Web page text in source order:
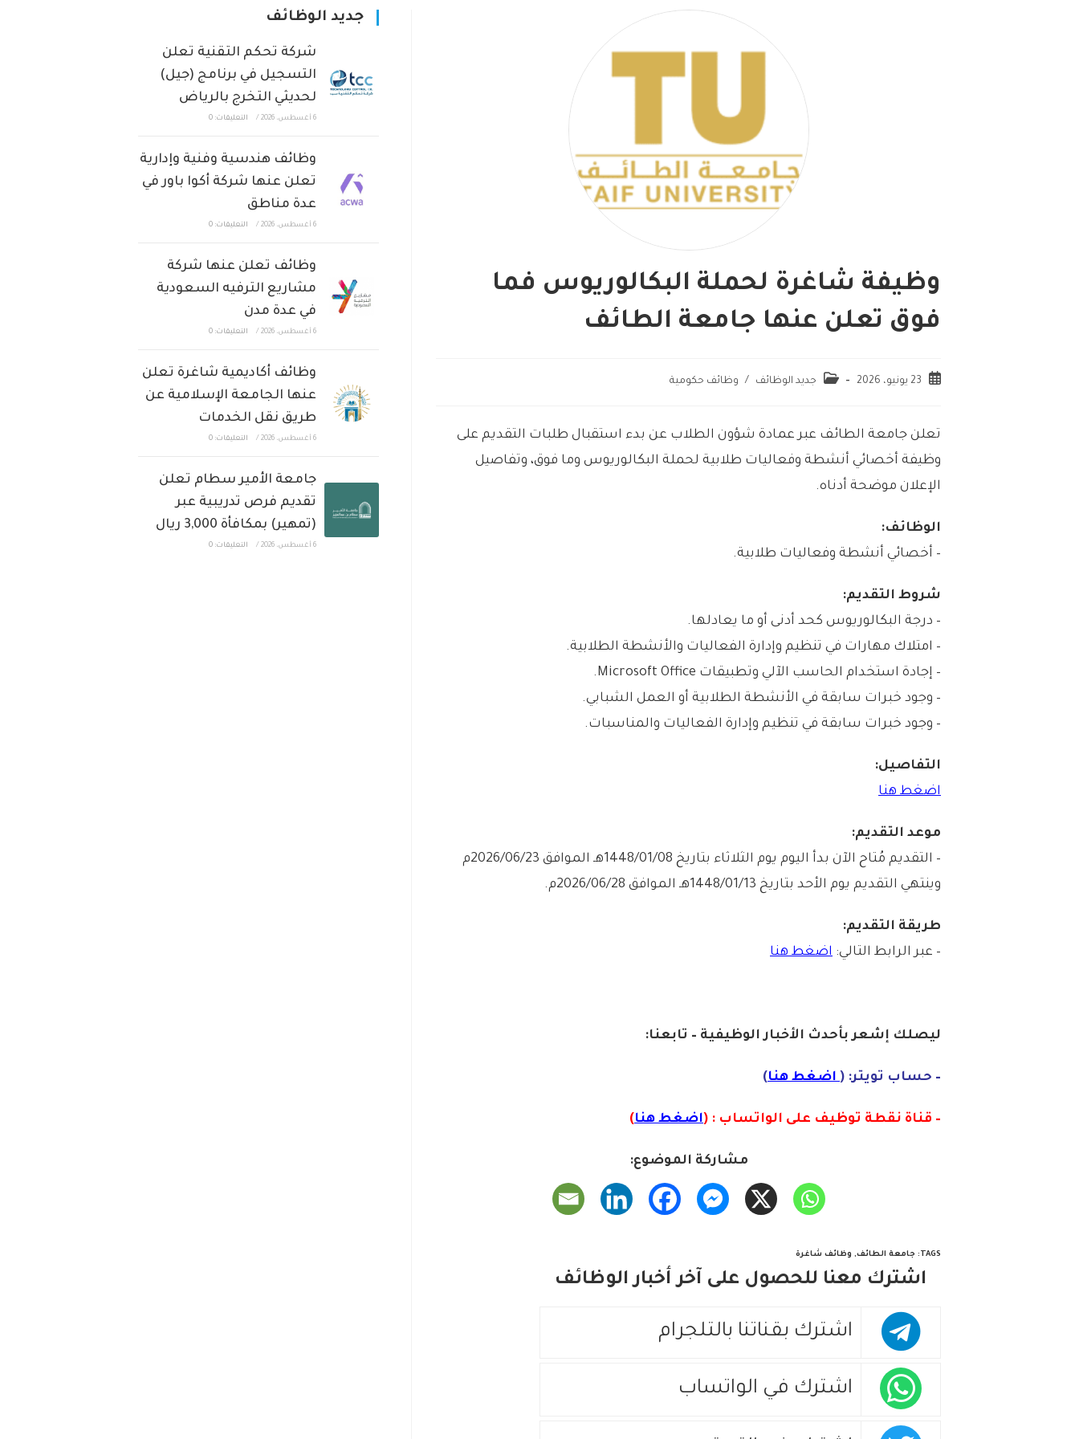
وظيفة شاغرة لحملة البكالوريوس فما
فوق تعلن عنها جامعة الطائف
23 يونيو، 2026 جديد الوظائف / وظائف حكومية
تعلن جامعة الطائف عبر عمادة شؤون الطلاب عن بدء استقبال طلبات التقديم على
وظيفة أخصائي أنشطة وفعاليات طلابية لحملة البكالوريوس وما فوق، وتفاصيل
الإعلان موضحة أدناه.
الوظائف:
– أخصائي أنشطة وفعاليات طلابية.
شروط التقديم:
– درجة البكالوريوس كحد أدنى أو ما يعادلها.
– امتلاك مهارات في تنظيم وإدارة الفعاليات والأنشطة الطلابية.
– إجادة استخدام الحاسب الآلي وتطبيقات Microsoft Office.
– وجود خبرات سابقة في الأنشطة الطلابية أو العمل الشبابي.
– وجود خبرات سابقة في تنظيم وإدارة الفعاليات والمناسبات.
التفاصيل:
اضغط هنا
موعد التقديم:
– التقديم مُتاح الآن بدأ اليوم يوم الثلاثاء بتاريخ 1448/01/08هـ الموافق 2026/06/23م
وينتهي التقديم يوم الأحد بتاريخ 1448/01/13هـ الموافق 2026/06/28م.
طريقة التقديم:
– عبر الرابط التالي: اضغط هنا
ليصلك إشعربأحدث الأخبار الوظيفية – تابعنا:
– حساب تويتر: (اضغط هنا)
– قناة نقطة توظيف على الواتساب : (اضغط هنا)
مشاركة الموضوع:
TAGS
: جامعة الطائف, وظائف شاغرة
اشترك معنا للحصول على آخر أخبار الوظائف
اشترك بقناتنا بالتلجرام
اشترك في الواتساب
جديد الوظائف
شركة تحكم التقنية تعلن
التسجيل في برنامج (جيل)
لحديثي التخرج بالرياض
6 أغسطس، 2026 / التعليقات: 0
وظائف هندسية وفنية وإدارية
تعلن عنها شركة أكوا باور في
عدة مناطق
6 أغسطس، 2026 / التعليقات: 0
وظائف تعلن عنها شركة
مشاريع الترفيه السعودية
في عدة مدن
6 أغسطس، 2026 / التعليقات: 0
وظائف أكاديمية شاغرة تعلن
عنها الجامعة الإسلامية عن
طريق نقل الخدمات
6 أغسطس، 2026 / التعليقات: 0
جامعة الأمير سطام تعلن
تقديم فرص تدريبية عبر
(تمهير) بمكافأة 3,000 ريال
6 أغسطس، 2026 / التعليقات: 0